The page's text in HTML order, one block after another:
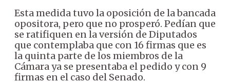
Esta medida tuvo la oposición de la bancada
opositora, pero que no prosperó. Pedían que
se ratifiquen en la versión de Diputados
que contemplaba que con 16 firmas que es
la quinta parte de los miembros de la
Cámara ya se presentaba el pedido y con 9
firmas en el caso del Senado.